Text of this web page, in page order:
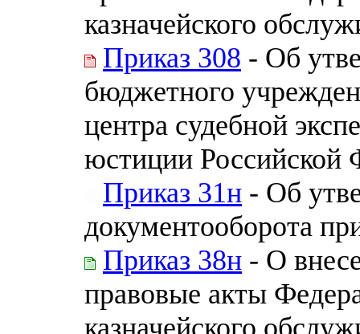
казначейского
Приказ 308 - Об
бюджетного
центра судебной
юстиции Российской
Приказ 31н - Об
документооборота
Приказ 38н - О
правовые акты
казначейского